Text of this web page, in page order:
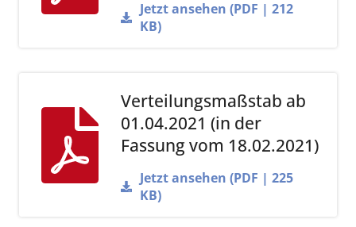
Jetzt ansehen (PDF | 212
KB)
Verteilungsmaßstab ab
01.04.2021 (in der
Fassung vom 18.02.2021)
Jetzt ansehen (PDF | 225
KB)